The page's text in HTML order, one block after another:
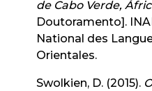
de Cabo Verde,
Doutoramento].
National des
Orientales.
Swolkien, D. (2015).